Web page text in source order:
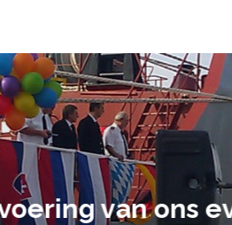
ons